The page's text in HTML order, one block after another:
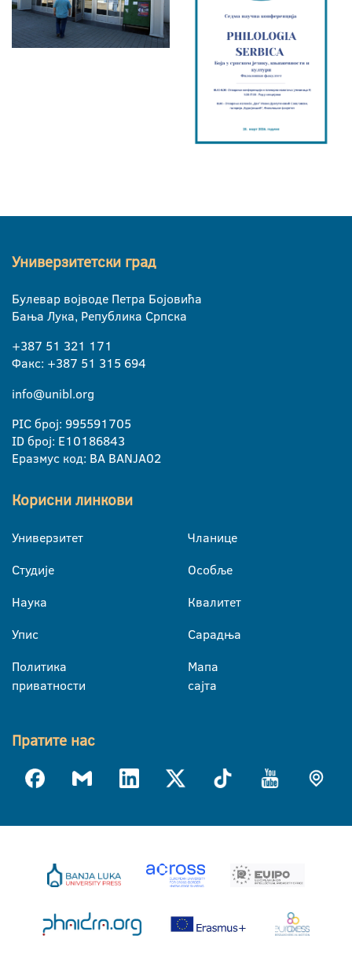
Универзитетски град
Булевар војводе Петра Бојовића
Бања Лука, Република Српска
+387 51 321 171
Факс: +387 51 315 694
info@unibl.org
PIC број: 995591705
ID број: E10186843
Еразмус код: BA BANJA02
Корисни линкови
Универзитет
Студије
Наука
Упис
Политика
приватности
Чланице
Особље
Квалитет
Сарадња
Мапа
сајта
Пратите нас